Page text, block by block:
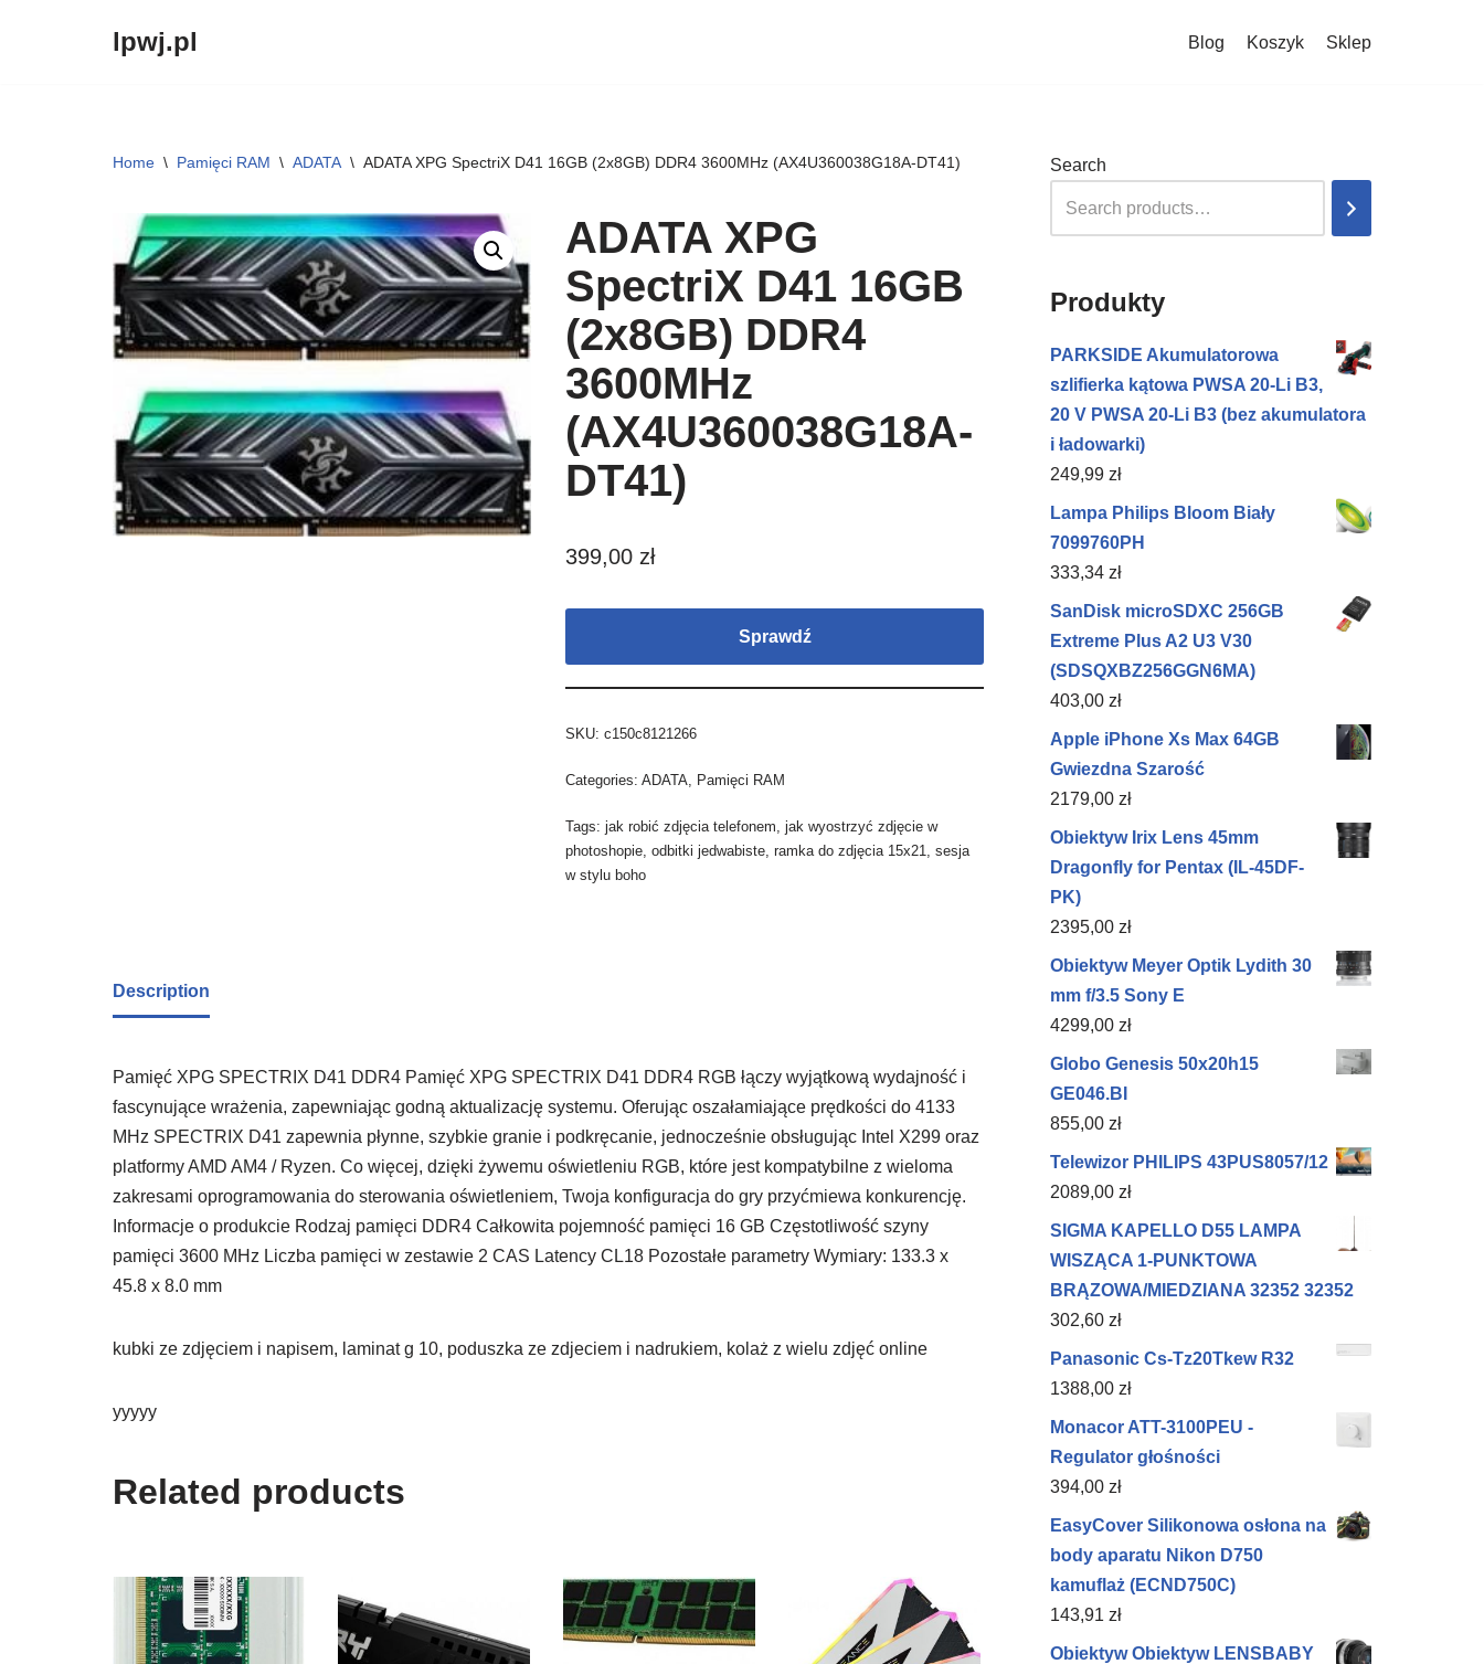
lpwj.pl Blog Koszyk Sklep
Home \ Pamięci RAM \ ADATA \ ADATA XPG SpectriX D41 16GB (2x8GB) DDR4 3600MHz (AX4U360038G18A-DT41)
ADATA XPG
SpectriX D41 16GB
(2x8GB) DDR4
3600MHz
(AX4U360038G18A-
DT41)
399,00 zł
Sprawdź
SKU:c150c8121266
Categories:ADATA, Pamięci RAM
Tags:jak robić zdjęcia telefonem,jak wyostrzyć zdjęcie w
photoshopie,odbitki jedwabiste,ramka do zdjęcia 15x21,sesja
w stylu boho
Description
Pamięć XPG SPECTRIX D41 DDR4 Pamięć XPG SPECTRIX D41 DDR4 RGB łączy wyjątkową wydajność i
fascynujące wrażenia, zapewniając godną aktualizację systemu. Oferując oszałamiające prędkości do 4133
MHz SPECTRIX D41 zapewnia płynne, szybkie granie i podkręcanie, jednocześnie obsługując Intel X299 oraz
platformy AMD AM4 / Ryzen. Co więcej, dzięki żywemu oświetleniu RGB, które jest kompatybilne z wieloma
zakresami oprogramowania do sterowania oświetleniem, Twoja konfiguracja do gry przyćmiewa konkurencję.
Informacje o produkcie Rodzaj pamięci DDR4 Całkowita pojemność pamięci 16 GB Częstotliwość szyny
pamięci 3600 MHz Liczba pamięci w zestawie 2 CAS Latency CL18 Pozostałe parametry Wymiary: 133.3 x
45.8 x 8.0 mm
kubki ze zdjęciem i napisem, laminat g 10, poduszka ze zdjeciem i nadrukiem, kolaż z wielu zdjęć online
yyyyy
Related products
Search
Produkty
PARKSIDE Akumulatorowa
szlifierka kątowa PWSA 20-Li B3,
20 V PWSA 20-Li B3 (bez akumulatora
i ładowarki)
249,99 zł
Lampa Philips Bloom Biały
7099760PH
333,34 zł
SanDisk microSDXC 256GB
Extreme Plus A2 U3 V30
(SDSQXBZ256GGN6MA)
403,00 zł
Apple iPhone Xs Max 64GB
Gwiezdna Szarość
2179,00 zł
Obiektyw Irix Lens 45mm
Dragonfly for Pentax (IL-45DF-
PK)
2395,00 zł
Obiektyw Meyer Optik Lydith 30
mm f/3.5 Sony E
4299,00 zł
Globo Genesis 50x20h15
GE046.BI
855,00 zł
Telewizor PHILIPS 43PUS8057/12
2089,00 zł
SIGMA KAPELLO D55 LAMPA
WISZĄCA 1-PUNKTOWA
BRĄZOWA/MIEDZIANA 32352 32352
302,60 zł
Panasonic Cs-Tz20Tkew R32
1388,00 zł
Monacor ATT-3100PEU -
Regulator głośności
394,00 zł
EasyCover Silikonowa osłona na
body aparatu Nikon D750
kamuflaż (ECND750C)
143,91 zł
Obiektyw Obiektyw LENSBABY